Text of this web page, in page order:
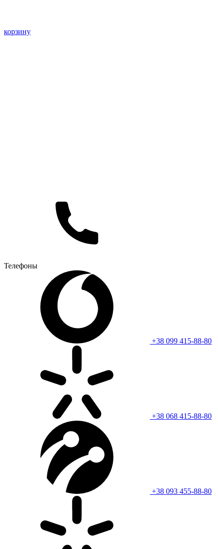
корзину
Телефоны
+38 099 415-88-80
+38 068 415-88-80
+38 093 455-88-80